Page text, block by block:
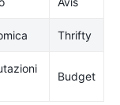
Thrifty
Budget